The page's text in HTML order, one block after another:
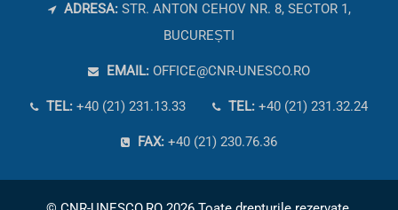
ADRESA: STR. ANTON CEHOV NR. 8, SECTOR 1,
BUCUREȘTI
EMAIL: OFFICE@CNR-UNESCO.RO
TEL: +40 (21) 231.13.33 TEL: +40 (21) 231.32.24
FAX: +40 (21) 230.76.36